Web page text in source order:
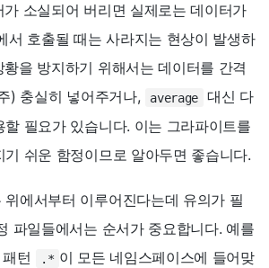
가 소실되어 버리면 실제로는 데이터가
서 호출될 때는 사라지는 현상이 발생하
을 방지하기 위해서는 데이터를 간격
) 충실히 넣어주거나,
average
대신 다
필요가 있습니다. 이는 그라파이트를
쉬운 함정이므로 알아두면 좋습니다.
에서부터 이루어진다는데 유의가 필
파일들에서는 순서가 중요합니다. 예를
턴 .* 이 모든 네임스페이스에 들어맞